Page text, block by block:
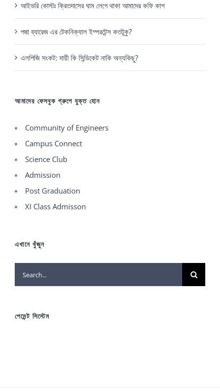
আইভরি কোস্টঃ ক্রিতদাসের ঘাম লেগে থাকা আমাদের কফি কাপ
পদ্মা ব্যারেজ এর টেকনিক্যাল ইম্পরটেন্স কতটুকু?
এলপিজি সংকট: দায়ী কি সিন্ডিকেট নাকি অন্যকিছু?
আমাদের ফেসবুক গ্রুপে যুক্ত হোন
Community of Engineers
Campus Connect
Science Club
Admission
Post Graduation
XI Class Admisson
এখানে খুঁজুন
Search
for:
পেমেন্ট সিস্টেম